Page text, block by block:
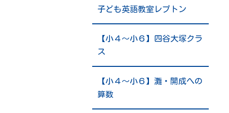
子ども英語教室レプトン
【小４～小６】四谷大塚クラ
ス
【小４～小６】灘・開成への
算数